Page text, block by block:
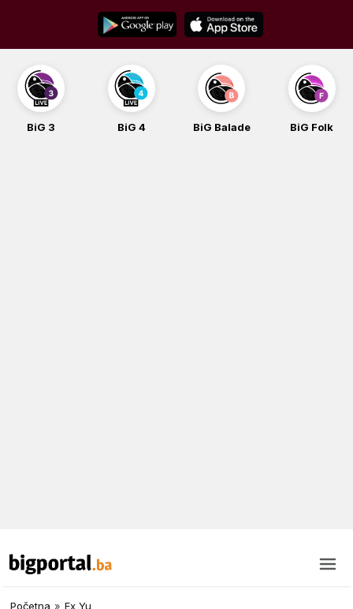
content
BiG 4 BiG Balade BiG Folk BiG iG
Početna » Ex Yu